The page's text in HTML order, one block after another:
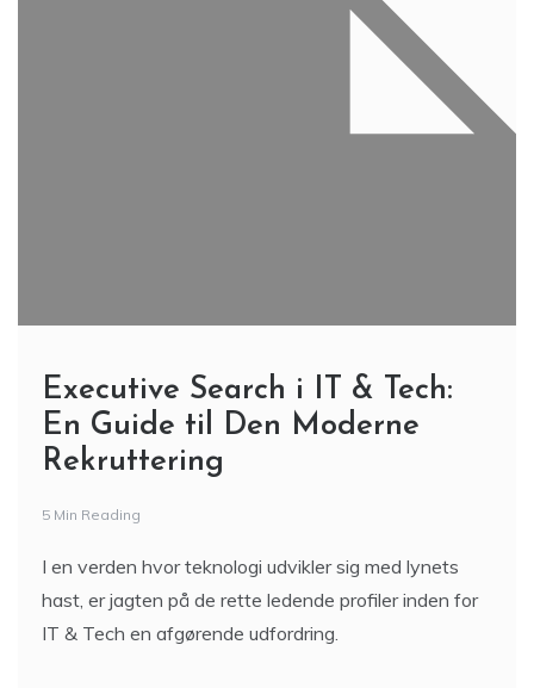
Executive Search i IT & Tech:
En Guide til Den Moderne
Rekruttering
5 Min Reading
I en verden hvor teknologi udvikler sig med lynets
hast, er jagten på de rette ledende profiler inden for
IT & Tech en afgørende udfordring.